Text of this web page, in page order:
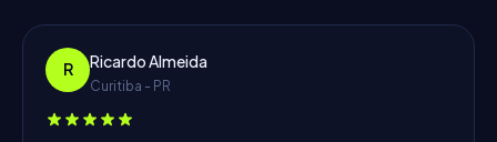
R Ricardo Almeida
Curitiba - PR